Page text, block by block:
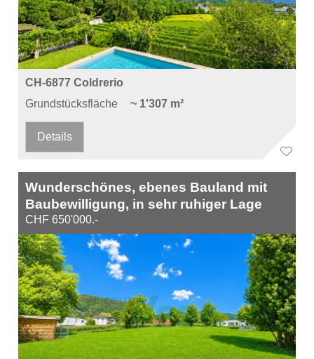
CH-6877 Coldrerio
Grundstücksfläche
~ 1'307 m²
Details
Wunderschönes, ebenes Bauland mit
Baubewilligung, in sehr ruhiger Lage
CHF 650'000.-